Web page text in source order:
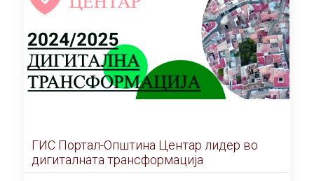
ГИС Портал-Општина Центар лидер во
дигиталната трансформација